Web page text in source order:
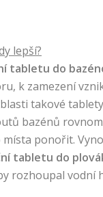
lepší?
tabletu do
k zamezení
takové
bazénů
ponořit.
tabletu do
rozhoupal vodní